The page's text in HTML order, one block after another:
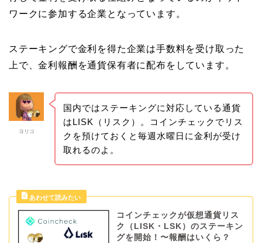
ワークに参加する企業となっています。
ステーキングで金利を得た企業は手数料を受け取った
上で、金利報酬を通貨保有者に配布をしています。
ヨリコ
国内ではステーキングに対応している通貨
はLISK（リスク）。コインチェックでリス
クを預けておくと毎週水曜日に金利が受け
取れるのよ。
コインチェックが仮想通貨リス
ク（LISK・LSK）のステーキン
グを開始！〜報酬はいくら？